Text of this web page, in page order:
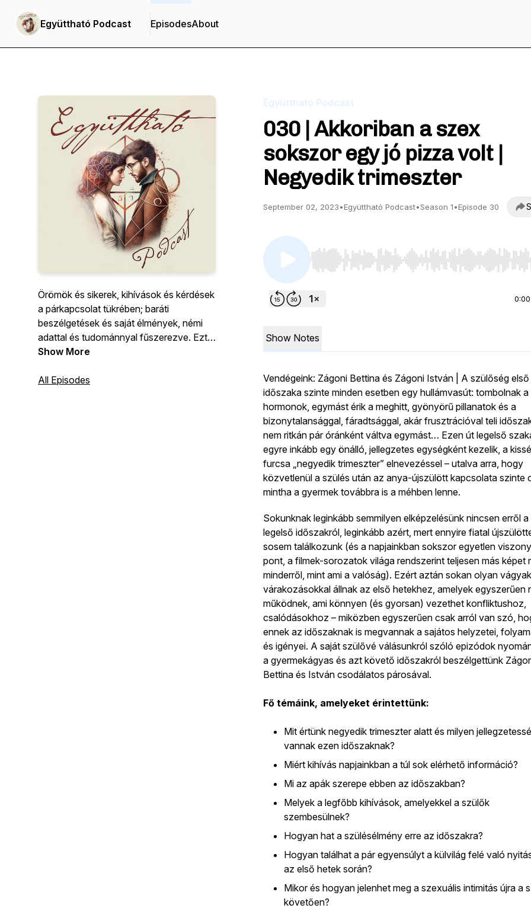
Együttható Podcast EpisodesAbout
Örömök és sikerek, kihívások és kérdések
a párkapcsolat tükrében; baráti
beszélgetések és saját élmények, némi
adattal és tudománnyal fűszerezve. Ezt a
csatornát azért indítottuk, hogy közösen
témákról, amelyek foglalkoztatnak
Show More
All Episodes
Együttható Podcast
030 | Akkoriban a szex
sokszor egy jó pizza volt |
Negyedik trimeszter
September 02, 2023•Együttható Podcast•Season 1•Episode 30
Use Left/Right to seek, Home/End to jump to start
0:00
Show Notes
Vendégeink: Zágoni Bettina és Zágoni István | A szülőség első
időszaka szinte minden esetben egy hullámvasút: tombolnak a
hormonok, egymást érik a meghitt, gyönyörű pillanatok és a
bizonytalansággal, fáradtsággal, akár frusztrációval teli
nem ritkán pár óránként váltva egymást… Ezen út legelső
egyre inkább egy önálló, jellegzetes egységként kezelik, a kissé
furcsa „negyedik trimeszter” elnevezéssel – utalva arra, hogy
közvetlenül a szülés után az anya-újszülött kapcsolata szinte
mintha a gyermek továbbra is a méhben lenne.
Sokunknak leginkább semmilyen elképzelésünk nincsen erről a
legelső időszakról, leginkább azért, mert ennyire fiatal
sosem találkozunk (és a napjainkban sokszor egyetlen
pont, a filmek-sorozatok világa rendszerint teljesen más képet
minderről, mint ami a valóság). Ezért aztán sokan olyan
várakozásokkal állnak az első hetekhez, amelyek egyszerűen
működnek, ami könnyen (és gyorsan) vezethet konfliktushoz,
csalódásokhoz – miközben egyszerűen csak arról van szó,
ennek az időszaknak is megvannak a sajátos helyzetei,
és igényei. A saját szülővé válásunkról szóló epizódok
a gyermekágyas és azt követő időszakról beszélgettünk
Bettina és István csodálatos párosával.
Fő témáink, amelyeket érintettünk:
Mit értünk negyedik trimeszter alatt és milyen
vannak ezen időszaknak?
Miért kihívás napjainkban a túl sok elérhető információ?
Mi az apák szerepe ebben az időszakban?
Melyek a legfőbb kihívások, amelyekkel a szülők
szembesülnek?
Hogyan hat a szülésélmény erre az időszakra?
Hogyan találhat a pár egyensúlyt a külvilág felé való
az első hetek során?
Mikor és hogyan jelenhet meg a szexuális intimitás újra a
követően?